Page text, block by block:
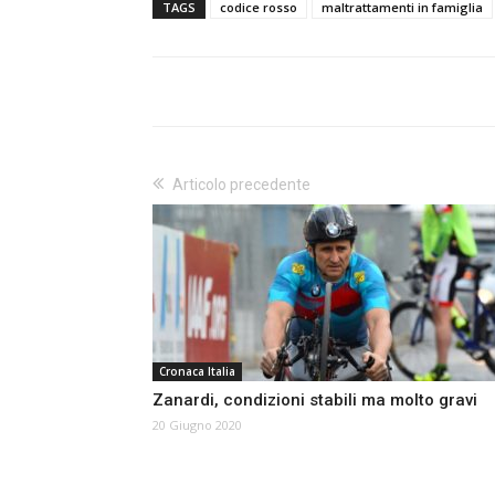
TAGS codice rosso maltrattamenti in famiglia
Articolo precedente
Cronaca Italia
Zanardi, condizioni stabili ma molto gravi
20 Giugno 2020